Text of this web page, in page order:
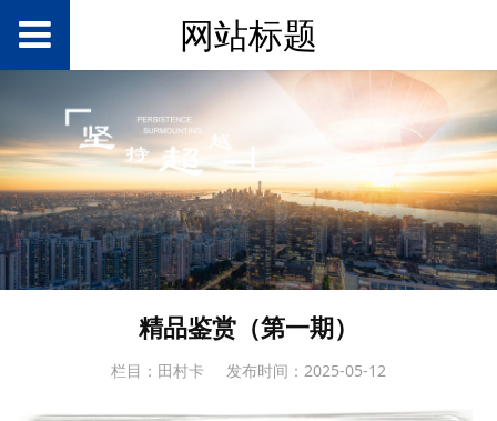
网站标题
精品鉴赏（第一期）
栏目：田村卡 发布时间：2025-05-12